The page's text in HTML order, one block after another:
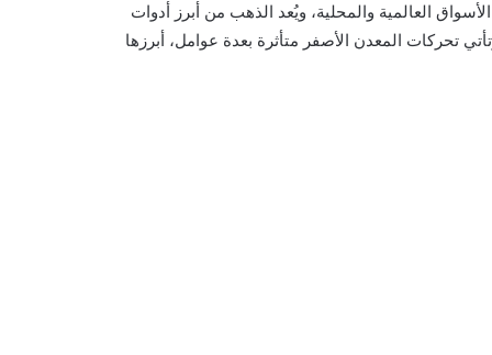
العالمية والمحلية، ويُعد الذهب من أبرز أدوات
تحركات المعدن الأصفر متأثرة بعدة عوامل، أبرزها